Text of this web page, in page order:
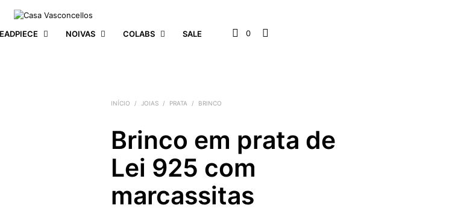
NOIVAS COLABS SALE 0
INÍCIO / JOIAS / PRATA / BRINCO
Brinco em prata de
Lei 925 com
marcassitas